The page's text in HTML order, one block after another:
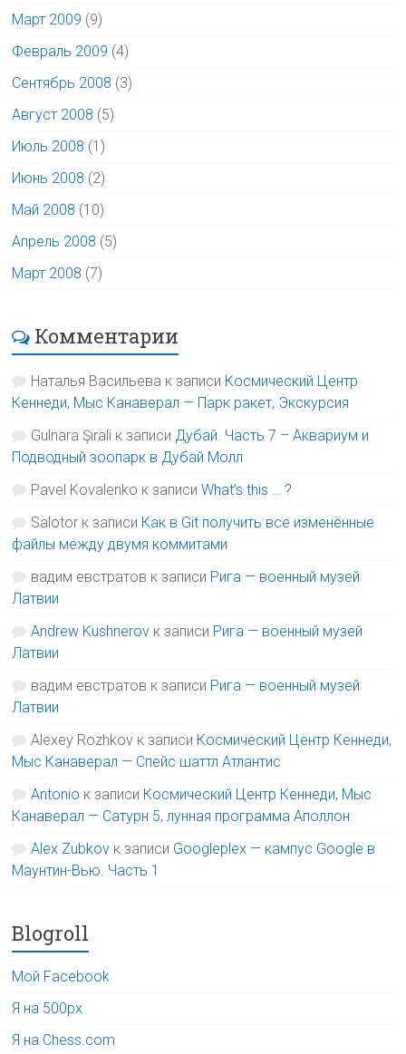
Март 2009 (9)
Февраль 2009 (4)
Сентябрь 2008 (3)
Август 2008 (5)
Июль 2008 (1)
Июнь 2008 (2)
Май 2008 (10)
Апрель 2008 (5)
Март 2008 (7)
Комментарии
Наталья Васильева к записи Космический Центр
Кеннеди, Мыс Канаверал — Парк ракет, Экскурсия
Gulnara Şirali к записи Дубай. Часть 7 – Аквариум и
Подводный зоопарк в Дубай Молл
Pavel Kovalenko к записиWhat’s this … ?
Salotor к записи Как в Git получить все изменённые
файлы между двумя коммитами
вадим евстратов к записи Рига — военный музей
Латвии
Andrew Kushnerov к записи Рига — военный музей
Латвии
вадим евстратов к записи Рига — военный музей
Латвии
Alexey Rozhkov к записи Космический Центр Кеннеди,
Мыс Канаверал — Спейс шаттл Атлантис
Antonio к записи Космический Центр Кеннеди, Мыс
Канаверал — Сатурн 5, лунная программа Аполлон
Alex Zubkov к записи Googleplex — кампус Google в
Маунтин-Вью. Часть 1
Blogroll
Мой Facebook
Я на 500px
Я на Chess.com